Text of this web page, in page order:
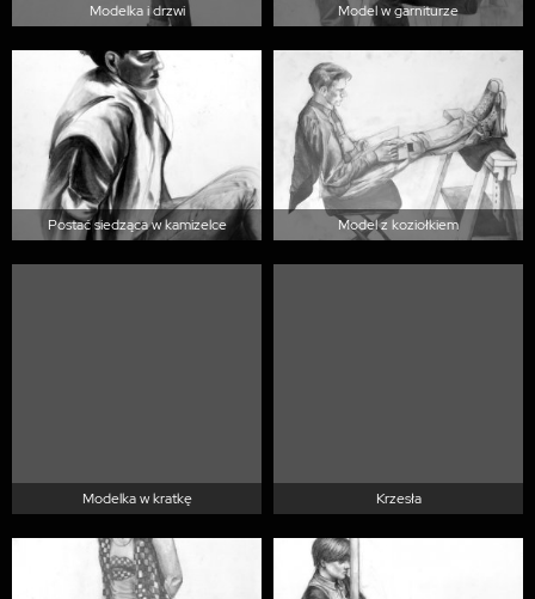
Modelka i drzwi Model w garniturze
Postać siedząca w kamizelce Model z koziołkiem
Modelka w kratkę Krzesła